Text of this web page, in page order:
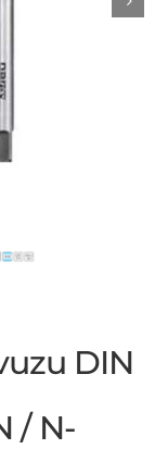
DIN
/ N-